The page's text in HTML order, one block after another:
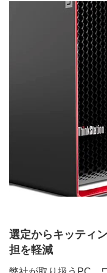
選定からキッティ
担を軽減